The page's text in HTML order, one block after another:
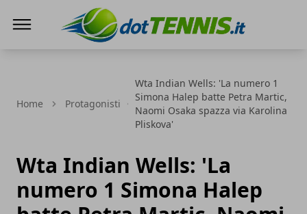
Home Protagonisti
Wta Indian Wells: 'La numero 1
Simona Halep batte Petra Martic,
Naomi Osaka spazza via Karolina
Pliskova'
Wta Indian Wells: 'La
numero 1 Simona Halep